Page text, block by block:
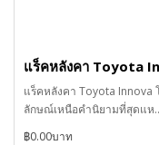
แร็คหลังคา Toyota
แร็คหลังคา Toyota Innova
ลักษณ์เหนือคำนิยามที่สุดแห..
฿0.00บาท